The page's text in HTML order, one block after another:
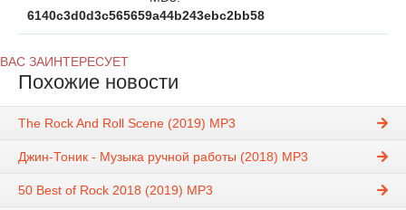
6140c3d0d3c565659a44b243ebc2bb58
ВАС ЗАИНТЕРЕСУЕТ
Похожие новости
The Rock And Roll Scene (2019) MP3
Джин-Тоник - Музыка ручной работы (2018) MP3
50 Best of Rock 2018 (2019) MP3